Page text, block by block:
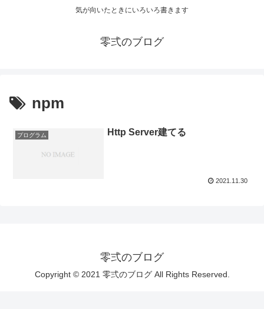
気が向いたときにいろいろ書きます
零弍のブログ
npm
プログラム Http Server建てる
2021.11.30
零弍のブログ
Copyright © 2021 零弍のブログ All Rights Reserved.